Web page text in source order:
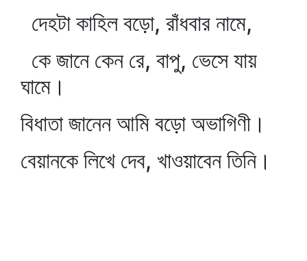
দেহটা কাহিল বড়ো, রাঁধবার নামে,
কে জানে কেন রে, বাপু, ভেসে যায়
ঘামে।
বিধাতা জানেন আমি বড়ো অভাগিণী।
বেয়ানকে লিখে দেব, খাওয়াবেন তিনি।